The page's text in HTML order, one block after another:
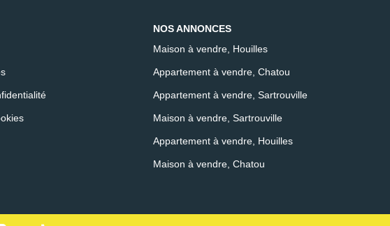
NOS ANNONCES
Maison à vendre, Houilles
Appartement à vendre, Chatou
Appartement à vendre, Sartrouville
Maison à vendre, Sartrouville
Appartement à vendre, Houilles
Maison à vendre, Chatou